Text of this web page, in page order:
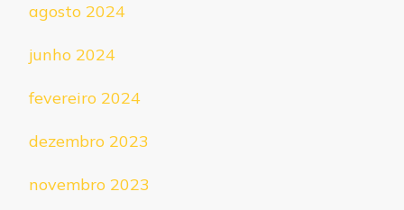
agosto 2024
junho 2024
fevereiro 2024
dezembro 2023
novembro 2023